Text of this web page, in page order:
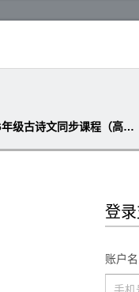
【超大资源】（部编版）小学语文1-6年级古诗文同步课程（高清MP4版，21.7G）
登
账户